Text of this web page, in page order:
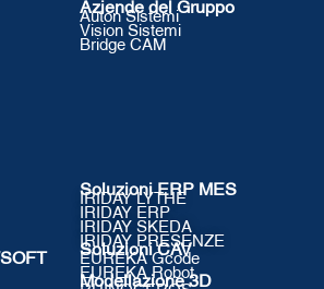
Aziende del Gruppo
Auton Sistemi
Vision Sistemi
Bridge CAM
Soluzioni ERP MES
IRIDAY LYTHE
IRIDAY ERP
IRIDAY SKEDA
IRIDAY PRESENZE
Soluzioni CAV
EUREKA Gcode
EUREKA Robot
Modellazione 3D